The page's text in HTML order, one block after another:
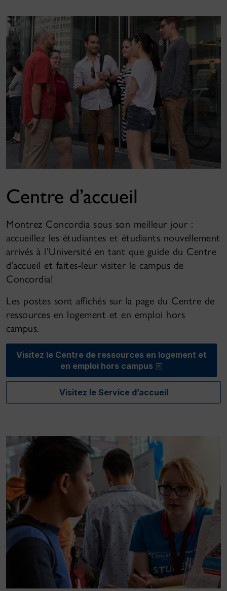
Centre d’accueil
Montrez Concordia sous son meilleur jour :
accueillez les étudiantes et étudiants nouvellement
arrivés à l’Université en tant que guide du Centre
d’accueil et faites-leur visiter le campus de
Concordia!
Les postes sont affichés sur la page du Centre de
ressources en logement et en emploi hors
campus.
Visitez le Centre de ressources en logement et
en emploi hors campus
Visitez le Service d’accueil